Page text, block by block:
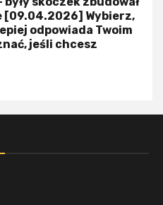
[09.04.2026] Wybierz,
odpowiada Twoim
jeśli chcesz